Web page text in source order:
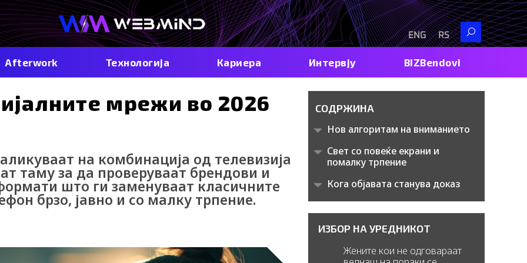
RS
ENG
Search
Afterwork Технологија Кариера Интервју BIZBendovi
мрежи во 2026
на комбинација од телевизија
таму за да проверуваат брендови и
што ги заменуваат класичните
брзо, јавно и со малку трпение.
СОДРЖИНА
Нов алгоритам на вниманието
Свет со повеќе екрани и
помалку трпение
Кога објавата станува доказ
ИЗБОР НА УРЕДНИКОТ
Жените кои не одговараат